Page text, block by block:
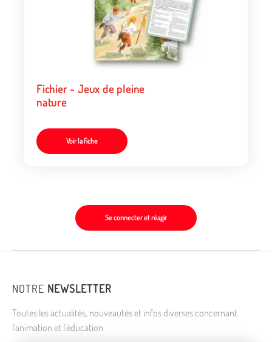
Fichier - Jeux de pleine
nature
Voir la fiche
Se connecter et réagir
NOTRE NEWSLETTER
Toutes les actualités, nouveautés et infos diverses concernant
l'animation et l'éducation